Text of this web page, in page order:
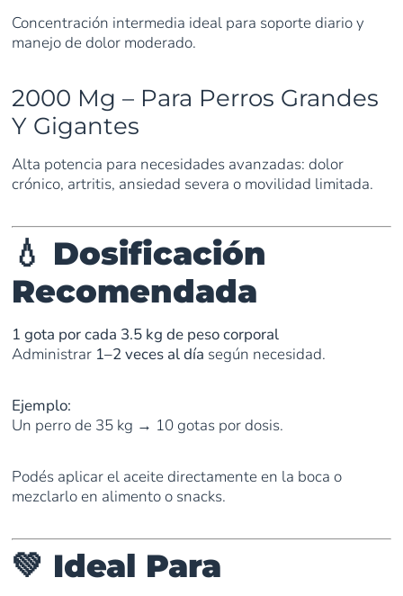
Concentración intermedia ideal para soporte diario y
manejo de dolor moderado.
2000 Mg – Para Perros Grandes
Y Gigantes
Alta potencia para necesidades avanzadas: dolor
crónico, artritis, ansiedad severa o movilidad limitada.
💧 Dosificación
Recomendada
1 gota por cada 3.5 kg de peso corporal
Administrar 1–2 veces al día según necesidad.
Ejemplo:
Un perro de 35 kg → 10 gotas por dosis.
Podés aplicar el aceite directamente en la boca o
mezclarlo en alimento o snacks.
💚 Ideal Para